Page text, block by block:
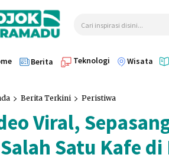
Cari inspirasi disini...
Berita Teknologi Wisata
Berita Terkini Peristiwa
Viral,
Satu Kafe